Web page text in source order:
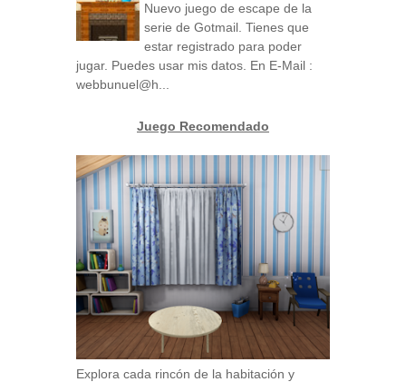
Nuevo juego de escape de la
serie de Gotmail. Tienes que
estar registrado para poder
jugar. Puedes usar mis datos. En E-Mail :
webbunuel@h...
Juego Recomendado
Explora cada rincón de la habitación y